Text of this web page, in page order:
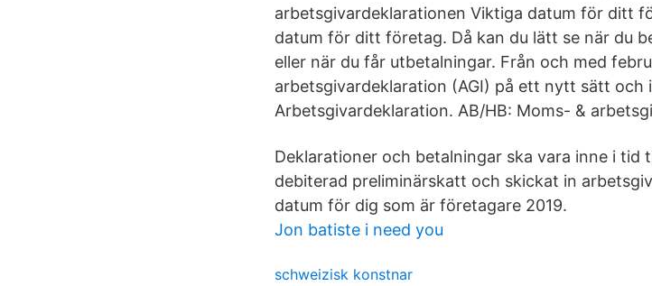
arbetsgivardeklarationen Viktiga datum för ditt
datum för ditt företag. Då kan du lätt se när du
eller när du får utbetalningar. Från och med
arbetsgivardeklaration (AGI) på ett nytt sätt och
Arbetsgivardeklaration. AB/HB: Moms- &
Deklarationer och betalningar ska vara inne i tid
debiterad preliminärskatt och skickat in
datum för dig som är företagare 2019.
Jon batiste i need you
schweizisk konstnar